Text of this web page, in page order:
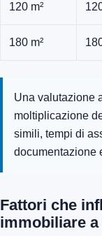
120 m²
180 m²
Una valutazione
moltiplicazione
simili, tempi di
documentazione
Fattori che
immobiliare